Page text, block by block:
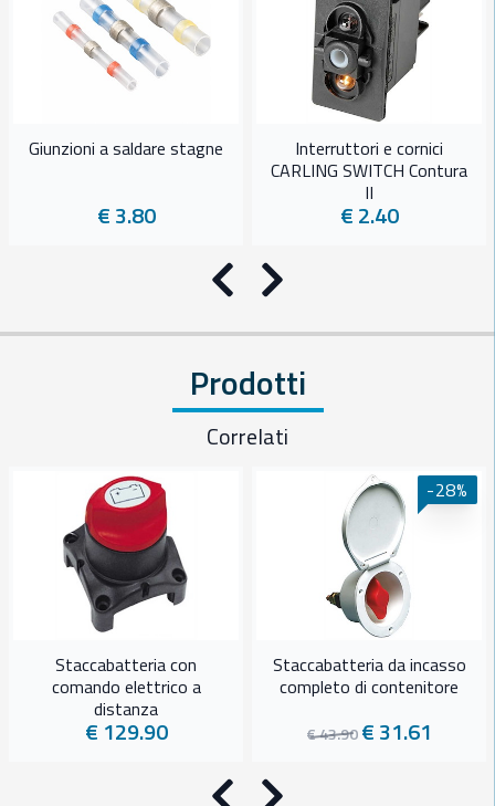
Giunzioni a saldare stagne
€ 3.80
Interruttori e cornici
CARLING SWITCH Contura
II
€ 2.40
Precedente
Successivo
Prodotti
Correlati
Staccabatteria con
comando elettrico a
distanza
€ 129.90
Staccabatteria da incasso
completo di contenitore
€ 43.90€ 31.61
-28%